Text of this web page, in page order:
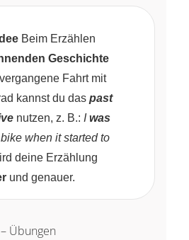
Beim Erzählen
Geschichte
Fahrt mit
kannst du das past
nutzen, z. B.: Iwas
when it started to
deine Erzählung
und genauer.
– Übungen